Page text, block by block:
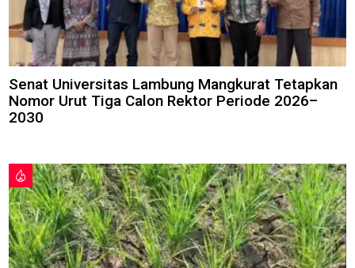
Senat Universitas Lambung Mangkurat Tetapkan
Nomor Urut Tiga Calon Rektor Periode 2026–
2030